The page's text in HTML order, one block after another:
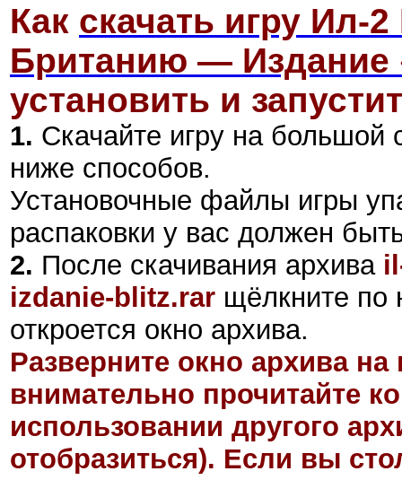
Как скачать игру Ил-
Британию — Издание
установить и
1. Скачайте игру на большой
ниже способов.
Установочные файлы игры
распаковки у вас должен
2. После скачивания архива
izdanie-blitz.rar щёлкните по
откроется окно архива.
Разверните окно архива на
внимательно прочитайте
использовании другого
отобразиться). Если вы